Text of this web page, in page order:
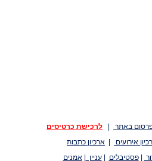
באתר
לרכישת כרטיסים
אירועים
ארכיון כתבות
|פסטיבלים |עניין |אמנים